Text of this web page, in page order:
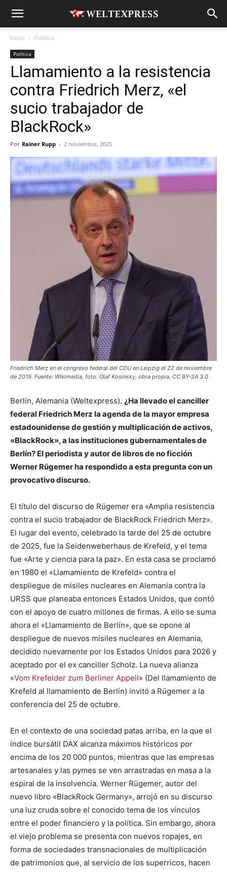
Inicio Política
Política
Llamamiento a la resistencia
contra Friedrich Merz, «el
sucio trabajador de
BlackRock»
Por Rainer Rupp - 2 noviembre, 2025
Friedrich Merz en el congreso federal del CDU en Leipzig el 22 de noviembre
de 2019. Fuente: Wikimedia, foto: Olaf Kosinsky, obra propia, CC BY-SA 3.0
Berlín, Alemania (Weltexpress). ¿Ha llevado el canciller
federal Friedrich Merz la agenda de la mayor empresa
estadounidense de gestión y multiplicación de activos,
«BlackRock», a las instituciones gubernamentales de
Berlín? El periodista y autor de libros de no ficción
Werner Rügemer ha respondido a esta pregunta con un
provocativo discurso.
El título del discurso de Rügemer era «Amplia resistencia
contra el sucio trabajador de BlackRock Friedrich Merz».
El lugar del evento, celebrado la tarde del 25 de octubre
de 2025, fue la Seidenweberhaus de Krefeld, y el tema
fue «Arte y ciencia para la paz». En esta casa se proclamó
en 1980 el «Llamamiento de Krefeld» contra el
despliegue de misiles nucleares en Alemania contra la
URSS que planeaba entonces Estados Unidos, que contó
con el apoyo de cuatro millones de firmas. A ello se suma
ahora el «Llamamiento de Berlín», que se opone al
despliegue de nuevos misiles nucleares en Alemania,
decidido nuevamente por los Estados Unidos para 2026 y
aceptado por el ex canciller Scholz. La nueva alianza
«Vom Krefelder zum Berliner Appell» (Del llamamiento de
Krefeld al llamamiento de Berlín) invitó a Rügemer a la
conferencia del 25 de octubre.
En el contexto de una sociedad patas arriba, en la que el
índice bursátil DAX alcanza máximos históricos por
encima de los 20 000 puntos, mientras que las empresas
artesanales y las pymes se ven arrastradas en masa a la
espiral de la insolvencia. Werner Rügemer, autor del
nuevo libro «BlackRock Germany», arrojó en su discurso
una luz cruda sobre el conocido tema de los vínculos
entre el poder financiero y la política. Sin embargo, ahora
el viejo problema se presenta con nuevos ropajes, en
forma de sociedades transnacionales de multiplicación
de patrimonios que, al servicio de los superricos, hacen